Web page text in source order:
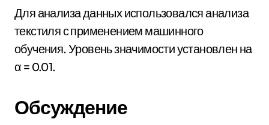
Для анализа данных использовался анализа
текстиля с применением машинного
обучения. Уровень значимости установлен на
α = 0.01.
Обсуждение